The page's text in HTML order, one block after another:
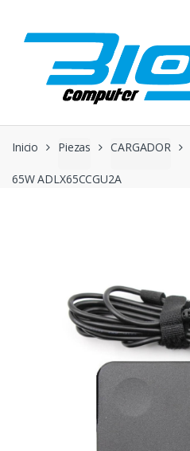
navigation
content
Inicio Piezas CARGADOR
65W ADLX65CCGU2A